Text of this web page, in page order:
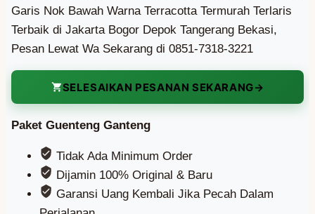
Garis Nok Bawah Warna Terracotta Termurah Terlaris
Terbaik di Jakarta Bogor Depok Tangerang Bekasi,
Pesan Lewat Wa Sekarang di 0851-7318-3221
SELESAIKAN PESANAN SEKARANG
Paket Guenteng Ganteng
Tidak Ada Minimum Order
Dijamin 100% Original & Baru
Garansi Uang Kembali Jika Pecah Dalam